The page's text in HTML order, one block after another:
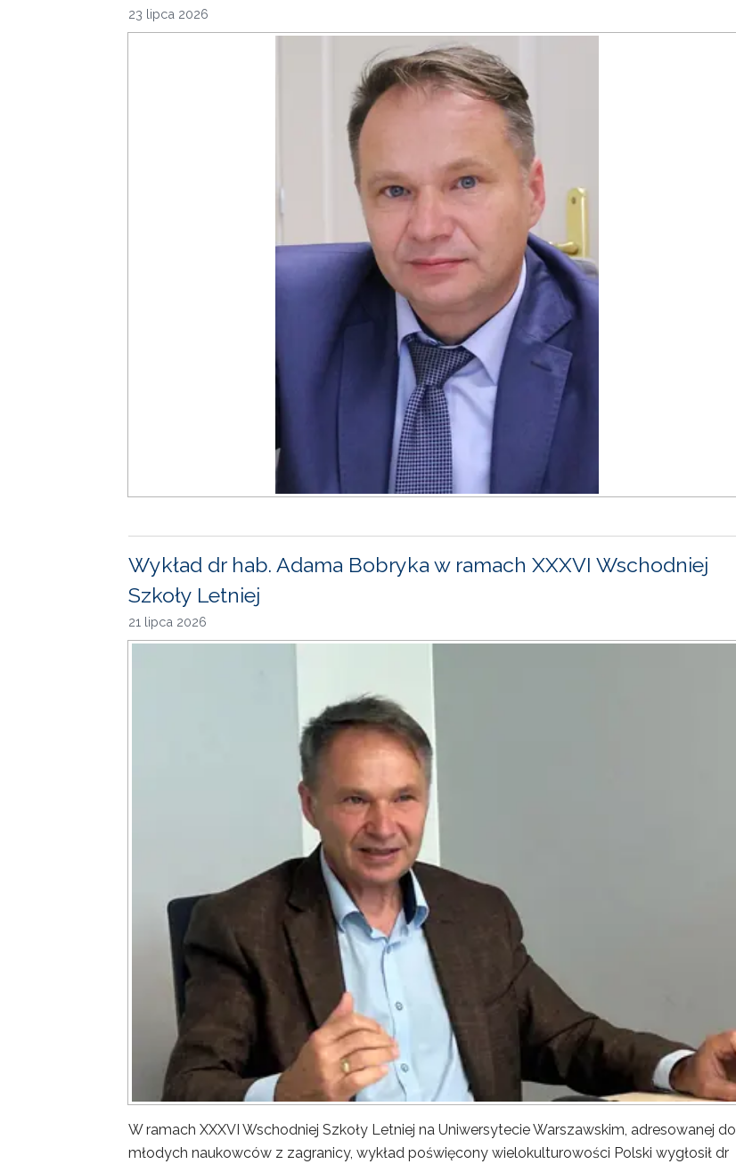
23 lipca 2026
Wykład dr hab. Adama Bobryka w ramach XXXVI Wschodniej
Szkoły Letniej
21 lipca 2026
W ramach XXXVI Wschodniej Szkoły Letniej na Uniwersytecie Warszawskim, adresowanej do
młodych naukowców z zagranicy, wykład poświęcony wielokulturowości Polski wygłosił dr